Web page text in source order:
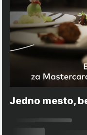
Jedno mesto,